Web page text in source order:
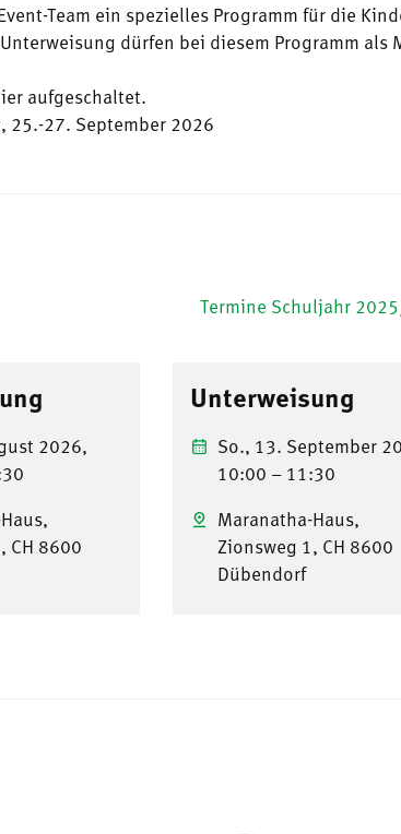
Team ein spezielles Programm für die
dürfen bei diesem Programm als
aufgeschaltet.
25.-27. September 2026
Termine Schuljahr
2026,
CH 8600
Unterweisung
So., 13. September
10:00 – 11:30
Maranatha-Haus,
Zionsweg 1, CH 8600
Dübendorf